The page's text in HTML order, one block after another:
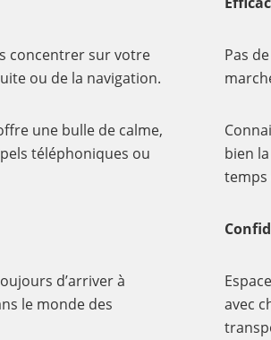
concentrer sur votre
ou de la navigation.
une bulle de calme,
téléphoniques ou
d’arriver à
le monde des
Pas
bien
temps
avec